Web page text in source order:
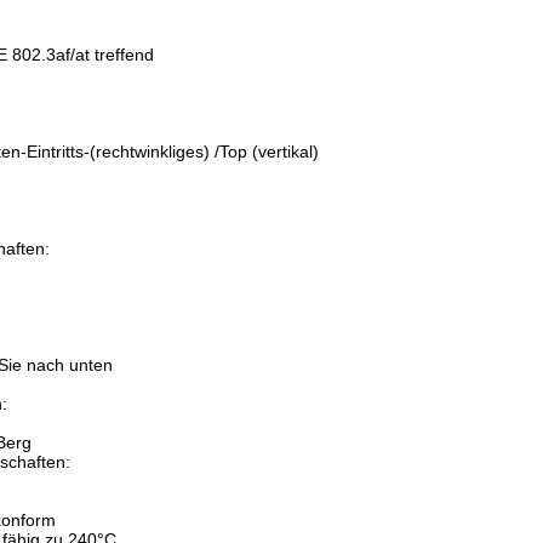
802.3af/at treffend
Eintritts-(rechtwinkliges) /Top (vertikal)
nach unten